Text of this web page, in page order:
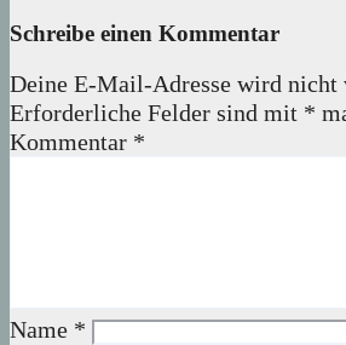
Schreibe einen Kommentar
Deine E-Mail-Adresse wird
Erforderliche Felder sind mit *
Kommentar *
Name *